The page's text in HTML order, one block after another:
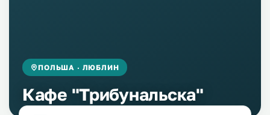
ПОЛЬША · ЛЮБЛИН
Кафе "Трибунальска"